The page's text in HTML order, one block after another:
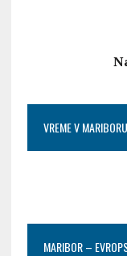
VREME V MARIBORU
MARIBOR –